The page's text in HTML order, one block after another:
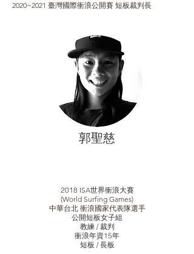
2020~2021 臺灣國際衝浪公開賽 短板裁判長
郭聖慈
2018 ISA世界衝浪大賽
(World Surfing Games)
中華台北 衝浪國家代表隊選手
公開短板女子組
教練 / 裁判
​衝浪年資15年
​短板 / 長板